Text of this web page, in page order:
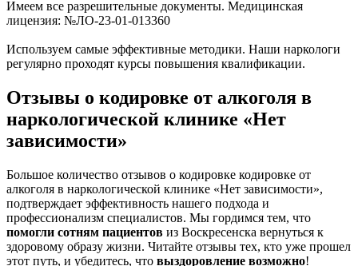
Имеем все разрешительные документы. Медицинская
лицензия: №ЛО-23-01-013360
Используем самые эффективные методики. Наши наркологи
регулярно проходят курсы повышения квалификации.
Отзывы о кодировке от алкоголя в
наркологической клинике «Нет
зависимости»
Большое количество отзывов о кодировке кодировке от
алкоголя в наркологической клинике «Нет зависимости»,
подтверждает эффективность нашего подхода и
профессионализм специалистов. Мы гордимся тем, что
помогли сотням пациентов из Воскресенска вернуться к
здоровому образу жизни. Читайте отзывы тех, кто уже прошел
этот путь, и убедитесь, что выздоровление возможно!